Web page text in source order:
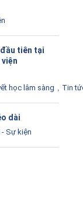
tiên tại
học lâm sàng Tin
dài
Sự kiện